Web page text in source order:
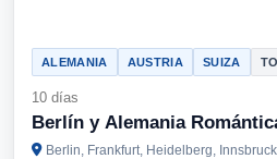
ALEMANIA AUSTRIA SUIZA
10 días
Berlín y Alemania
Berlin, Frankfurt, Heidelberg,